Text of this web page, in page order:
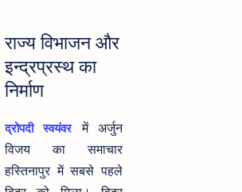
राज्य विभाजन और
इन्द्रप्रस्थ का
निर्माण
द्रोपदी स्वयंवरमें अर्जुन
विजय का समाचार
हस्तिनापुर में सबसे पहले